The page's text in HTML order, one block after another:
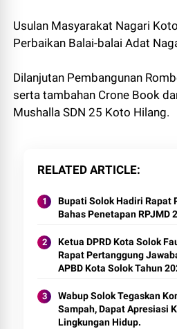
Usulan Masyarakat Nagari
Perbaikan Balai-balai Adat
Dilanjutan Pembangunan
serta tambahan Crone Book
Mushalla SDN 25 Koto Hilang.
RELATED ARTICLE
Bupati Solok Hadiri Rapat
Bahas Penetapan RPJMD
Ketua DPRD Kota Solok
Rapat Pertanggung
APBD Kota Solok Tahun
Wabup Solok Tegaskan
Sampah, Dapat Apresiasi
Lingkungan Hidup.